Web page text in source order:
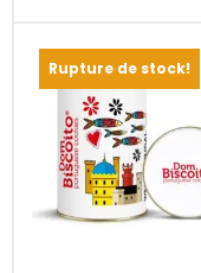
Rupture de stock!